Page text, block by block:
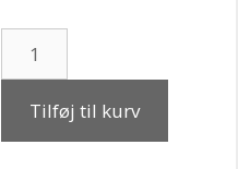
styreklods
Tilføj til kurv